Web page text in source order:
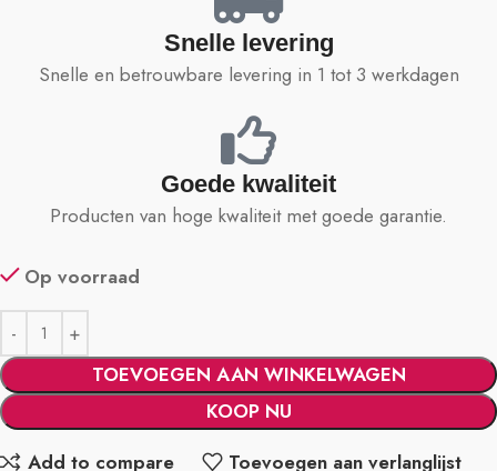
Snelle levering
Snelle en betrouwbare levering in 1 tot 3 werkdagen
Goede kwaliteit
Producten van hoge kwaliteit met goede garantie.
Op voorraad
TOEVOEGEN AAN WINKELWAGEN
KOOP NU
Add to compare
Toevoegen aan verlanglijst